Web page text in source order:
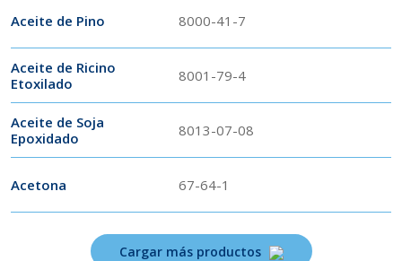
Aceite de Pino 8000-41-7
Aceite de Ricino
Etoxilado
8001-79-4
Aceite de Soja
Epoxidado
8013-07-08
Acetona 67-64-1
Cargar más productos